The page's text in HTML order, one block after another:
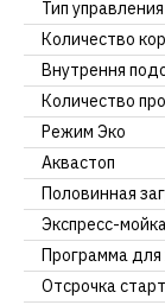
Тип управления
Количество
Внутрення
Количество
Режим Эко
Аквастоп
Половинная
Экспресс-
Программа для
Отсрочка